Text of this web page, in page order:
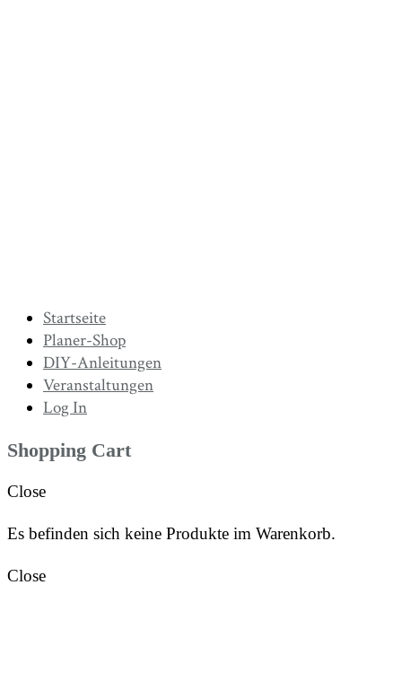
Startseite
Planer-Shop
DIY-Anleitungen
Veranstaltungen
Log In
Shopping Cart
Close
Es befinden sich keine Produkte im Warenkorb.
Close